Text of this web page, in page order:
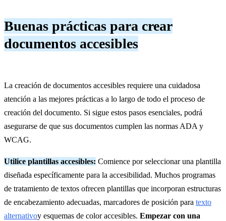
Buenas prácticas para crear
documentos accesibles
La creación de documentos accesibles requiere una cuidadosa
atención a las mejores prácticas a lo largo de todo el proceso de
creación del documento. Si sigue estos pasos esenciales, podrá
asegurarse de que sus documentos cumplen las normas ADA y
WCAG.
Utilice plantillas accesibles: Comience por seleccionar una plantilla
diseñada específicamente para la accesibilidad. Muchos programas
de tratamiento de textos ofrecen plantillas que incorporan estructuras
de encabezamiento adecuadas, marcadores de posición para texto
alternativoy esquemas de color accesibles. Empezar con una